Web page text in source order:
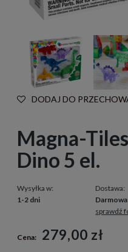
DODAJ DO
Magna-
Dino 5 el.
Wysyłka w:
1-2 dni
Dostawa:
Darmowa
Cena nie zawierasprawdź
Cena: 279,00 zł